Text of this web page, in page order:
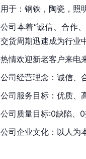
用于：钢铁，陶瓷，照
公司本着“诚信、合作
交货周期迅速成为行业
热情欢迎新老客户来电
公司经营理念：诚信、
公司服务目标：优质、
公司质量目标:0缺陷、
公司企业文化：以人为